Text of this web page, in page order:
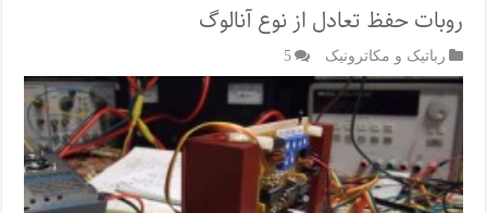
روبات حفظ تعادل از نوع آنالوگ
رباتیک و مکاترونیک 5